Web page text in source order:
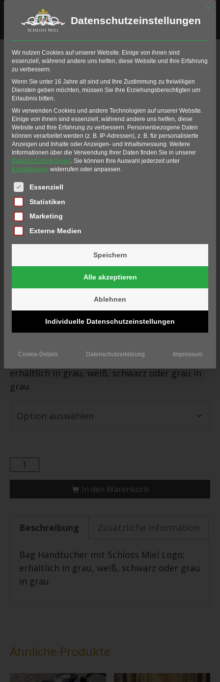
Bag Handtuch
Versand
Bag Handtücher mit Schloss Miel Logo;
erhältlich in grau, weiß, schwarz oder grau in
grau
In den Warenkorb
Beschreibung Zusätzliche Information
Bag Handtücher mit Schloss Miel Logo;
erhältlich in grau, weiß, schwarz oder grau
in grau
Ähnliche Produkte
Mit
Datenschutzeinstellungen
Wir nutzen Cookies auf unserer Website. Einige von ihnen sind
essenziell, während andere uns helfen, diese Website und Ihre Erfahrung
zu verbessern.
Wenn Sie unter 16 Jahre alt sind und Ihre Zustimmung zu freiwilligen
Diensten geben möchten, müssen Sie Ihre Erziehungsberechtigten um
Erlaubnis bitten.
Wir verwenden Cookies und andere Technologien auf unserer Website.
Einige von ihnen sind essenziell, während andere uns helfen, diese
Website und Ihre Erfahrung zu verbessern. Personenbezogene Daten
können verarbeitet werden (z. B. IP-Adressen), z. B. für personalisierte
Anzeigen und Inhalte oder Anzeigen- und Inhaltsmessung. Weitere
Informationen über die Verwendung Ihrer Daten finden Sie in unserer
Datenschutzerklärung. Sie können Ihre Auswahl jederzeit unter
Einstellungen widerrufen oder anpassen.
Es folgt eine Liste der Service-Gruppen, für die eine
Essenziell
Statistiken
Marketing
Externe Medien
Speichern
Alle akzeptieren
Ablehnen
Individuelle Datenschutzeinstellungen
Cookie-Details Datenschutzerklärung Impressum